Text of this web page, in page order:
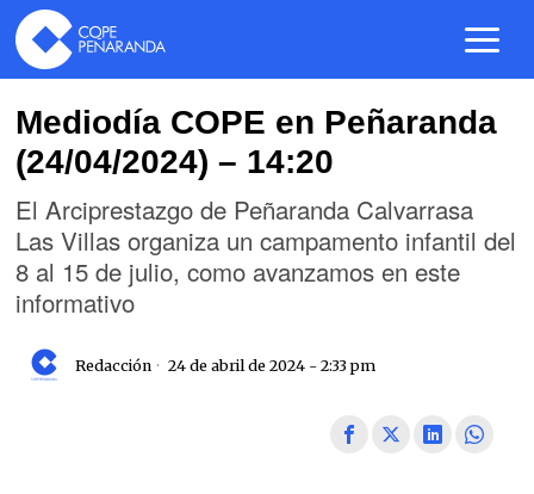
Mediodía COPE en Peñaranda
(24/04/2024) – 14:20
El Arciprestazgo de Peñaranda Calvarrasa
Las Villas organiza un campamento infantil del
8 al 15 de julio, como avanzamos en este
informativo
Redacción 24 de abril de 2024 - 2:33 pm